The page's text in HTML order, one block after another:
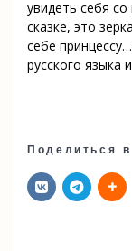
увидеть себя
сказке, это
себе
русского языка
Поделиться